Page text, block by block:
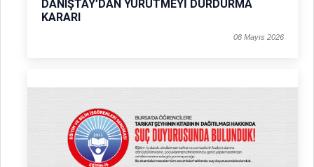
DANIŞTAY’DAN YÜRÜTMEYİ DURDURMA
KARARI
08 Mayıs 2026